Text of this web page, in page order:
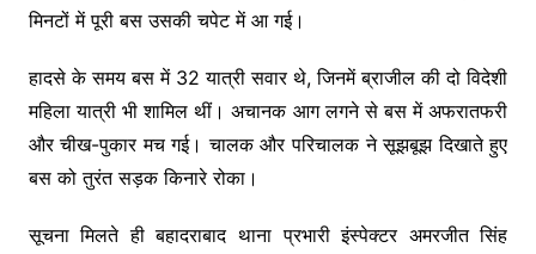
मिनटों में पूरी बस उसकी चपेट में आ गई।
हादसे के समय बस में 32 यात्री सवार थे, जिनमें ब्राजील की दो विदेशी
महिला यात्री भी शामिल थीं। अचानक आग लगने से बस में अफरातफरी
और चीख-पुकार मच गई। चालक और परिचालक ने सूझबूझ दिखाते हुए
बस को तुरंत सड़क किनारे रोका।
सूचना मिलते ही बहादराबाद थाना प्रभारी इंस्पेक्टर अमरजीत सिंह